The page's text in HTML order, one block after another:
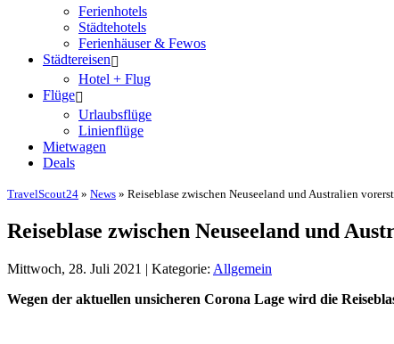
Ferienhotels
Städtehotels
Ferienhäuser & Fewos
Städtereisen
Hotel + Flug
Flüge
Urlaubsflüge
Linienflüge
Mietwagen
Deals
TravelScout24 » News » Reiseblase zwischen Neuseeland und Australien
Reiseblase zwischen Neuseeland und
Mittwoch, 28. Juli 2021 | Kategorie: Allgemein
Wegen der aktuellen unsicheren Corona Lage wird die